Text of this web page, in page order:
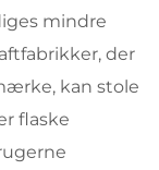
mindre
der
kan stole
flaske